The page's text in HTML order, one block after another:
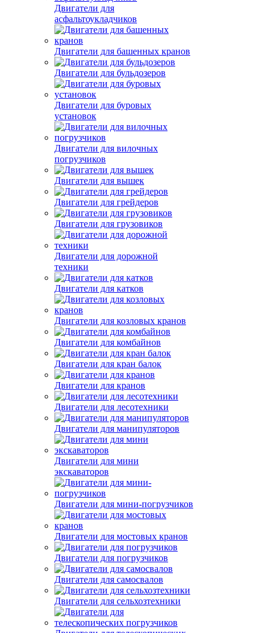
Двигатели для
асфальтоукладчиков
Двигатели для башенных кранов
Двигатели для бульдозеров
Двигатели для буровых
установок
Двигатели для вилочных
погрузчиков
Двигатели для вышек
Двигатели для грейдеров
Двигатели для грузовиков
Двигатели для дорожной
техники
Двигатели для катков
Двигатели для козловых кранов
Двигатели для комбайнов
Двигатели для кран балок
Двигатели для кранов
Двигатели для лесотехники
Двигатели для манипуляторов
Двигатели для мини
экскаваторов
Двигатели для мини-погрузчиков
Двигатели для мостовых кранов
Двигатели для погрузчиков
Двигатели для самосвалов
Двигатели для сельхозтехники